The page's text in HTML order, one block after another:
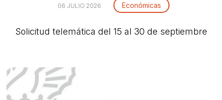
06 JULIO 2026 Económicas
Solicitud telemática del 15 al 30 de septiembre